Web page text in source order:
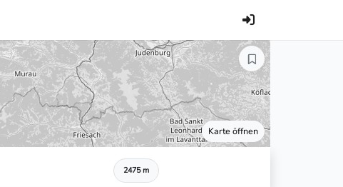
Karte öffnen
2475 m